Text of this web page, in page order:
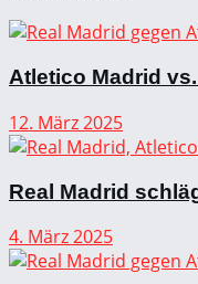
Atletico Madrid
12. März 2025
Real Madrid
4. März 2025